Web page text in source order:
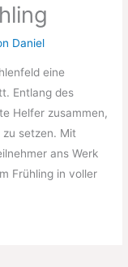
Daniel
eine
Entlang des
Helfer zusammen,
zu setzen. Mit
ans Werk
Frühling in voller